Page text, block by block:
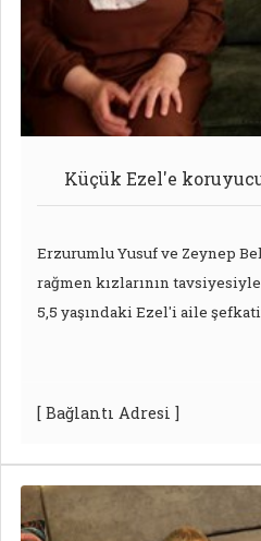
Küçük Ezel'e
Erzurumlu Yusuf ve Zeynep
rağmen kızlarının
5,5 yaşındaki Ezel'i aile
[ Bağlantı Adresi ]